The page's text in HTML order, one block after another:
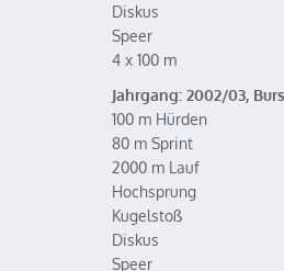
Diskus
Speer
4 x 100 m
Jahrgang: 2002/03,
100 m Hürden
80 m Sprint
2000 m Lauf
Hochsprung
Kugelstoß
Diskus
Speer